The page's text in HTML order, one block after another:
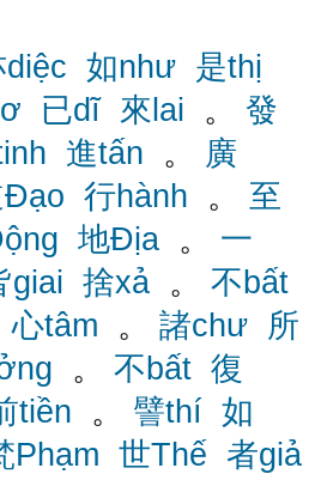
diệc 如như 是thị
已dĩ 來lai 。 發
進tấn 。 廣
行hành 。 至
地Địa 。 一
giai 捨xả 。 不bất
心tâm 。 諸chư 所
。 不bất 復
tiền 。 譬thí 如
Phạm 世Thế 者giả